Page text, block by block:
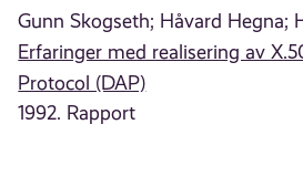
Gunn Skogseth; Håvard Hegna;
Erfaringer med realisering av
Protocol (DAP)
1992. Rapport